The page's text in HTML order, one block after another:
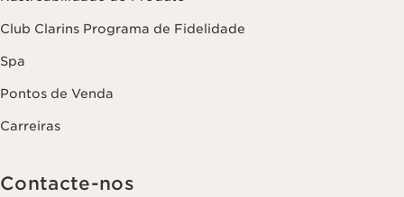
Club Clarins Programa de Fidelidade
Spa
Pontos de Venda
Carreiras
Contacte-nos